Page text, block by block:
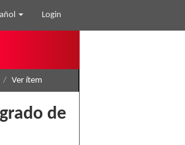
Login
Ver ítem
de